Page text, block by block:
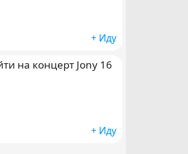
+ Иду
на концерт Jony 16
+ Иду